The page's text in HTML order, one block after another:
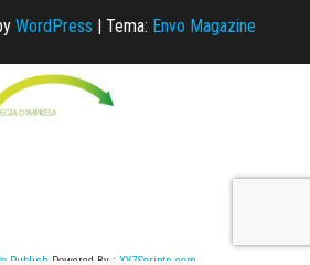
WordPress | Tema: Envo Magazine
Publish Powered By : XYZScripts.com